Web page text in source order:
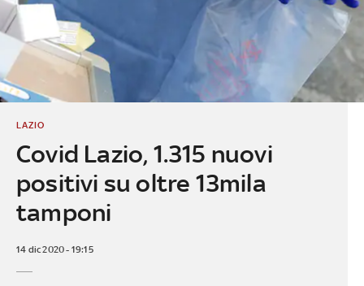
Covid Lazio, 1.315 nuovi
positivi su oltre 13mila
tamponi
LAZIO
14 dic 2020 - 19:15